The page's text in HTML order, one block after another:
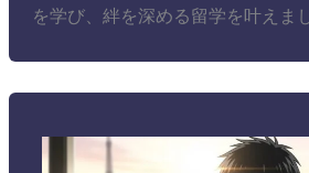
を学び、絆を深める留学を叶えま